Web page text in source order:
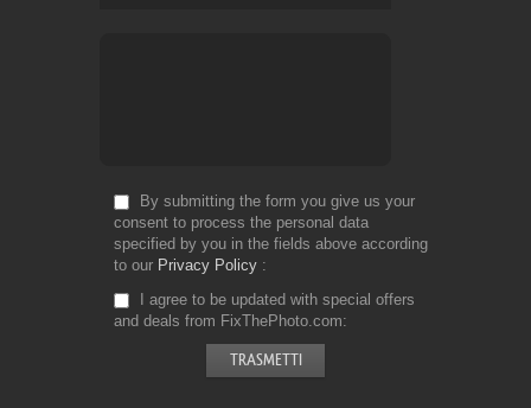
By submitting the form you give us your
consent to process the personal data
specified by you in the fields above according
to our Privacy Policy
I agree to be updated with special offers
and deals from FixThePhoto.com